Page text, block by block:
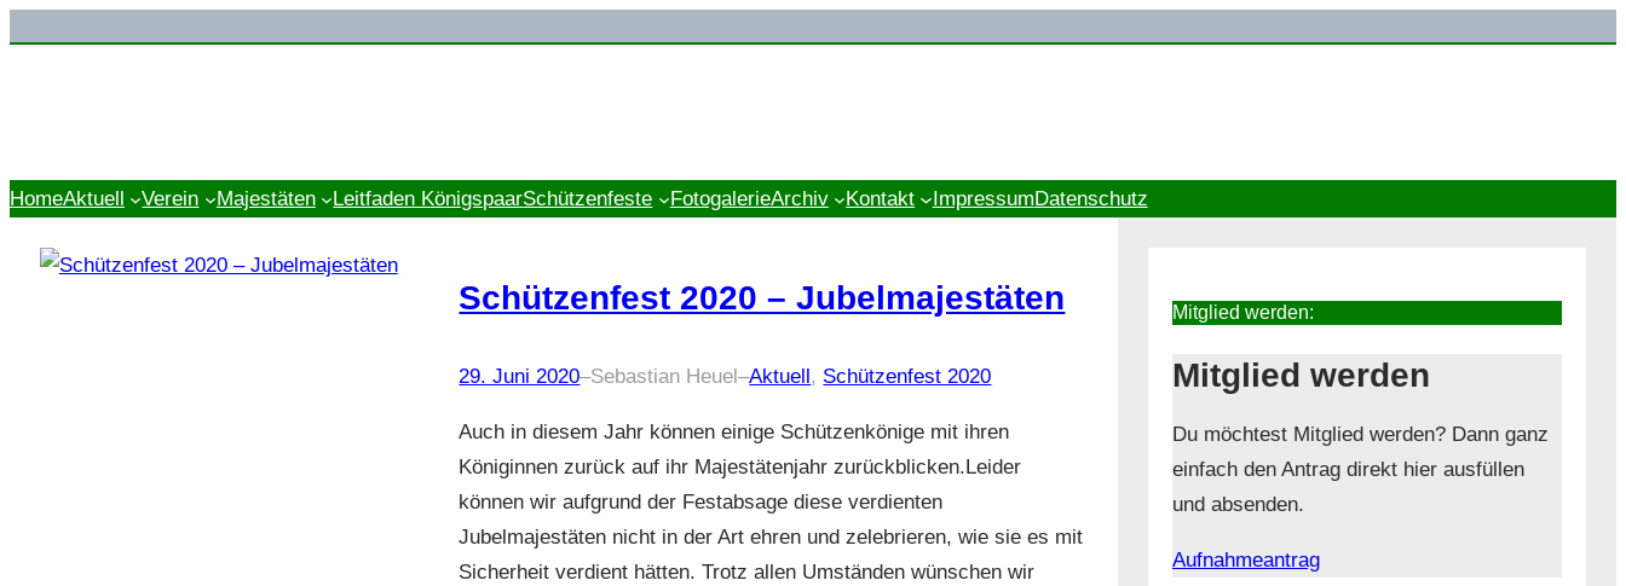
HomeAktuell Verein Majestäten Leitfaden KönigspaarSchützenfeste FotogalerieArchiv Kontakt Impressum Datenschutz
Schützenfest 2020 – Jubelmajestäten
29. Juni 2020–Sebastian Heuel–Aktuell , Schützenfest 2020
Auch in diesem Jahr können einige Schützenkönige mit ihren
Königinnen zurück auf ihr Majestätenjahr zurückblicken.Leider
können wir aufgrund der Festabsage diese verdienten
Jubelmajestäten nicht in der Art ehren und zelebrieren, wie sie es mit
Sicherheit verdient hätten. Trotz allen Umständen wünschen wir
Mitglied werden:
Mitglied werden
Du möchtest Mitglied werden? Dann ganz
einfach den Antrag direkt hier ausfüllen
und absenden.
Aufnahmeantrag